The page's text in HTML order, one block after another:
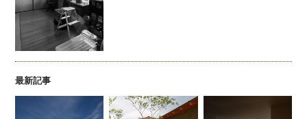
最新記事